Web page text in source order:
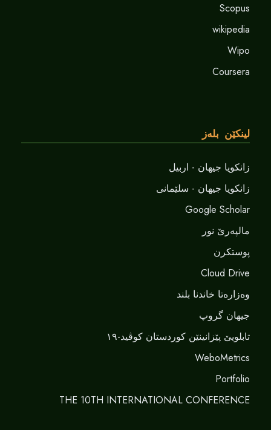
Scopus
wikipedia
Wipo
Coursera
لینکێن بلەز
زانکویا جیهان - اربیل
زانکویا جیهان - سلێمانی
Google Scholar
مالپەرێ نور
پوستکرن
Cloud Drive
وەزارەتا خاندنا بلند
جیهان گروپ
تابلویێ پێزانینێن کوردستان کوڤید-١٩
WeboMetrics
Portfolio
THE 10TH INTERNATIONAL CONFERENCE